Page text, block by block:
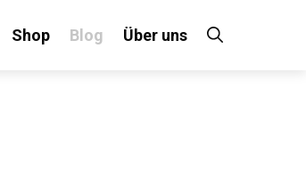
Shop Blog Über uns